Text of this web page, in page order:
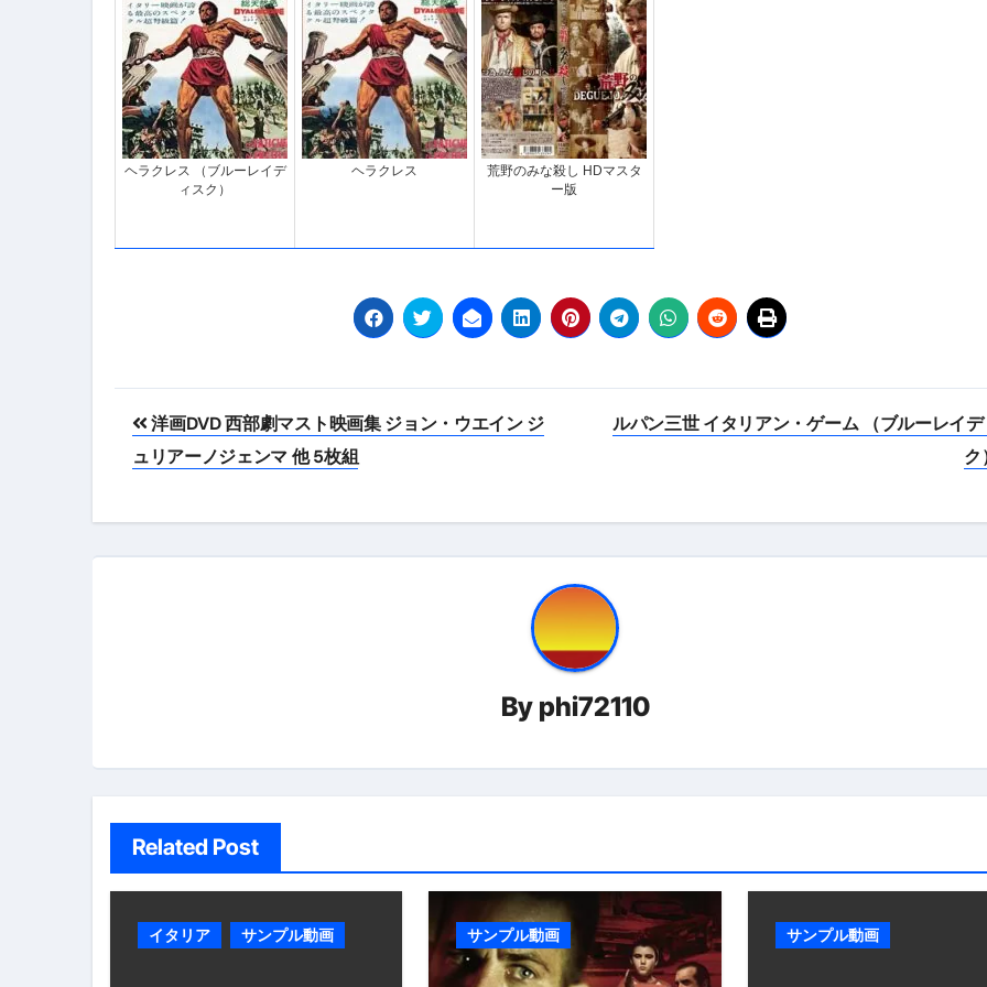
ヘラクレス （ブルーレイデ
ィスク）
ヘラクレス
荒野のみな殺し HDマスタ
ー版
投
稿
ン
洋画DVD 西部劇マスト映画集 ジョン・ウエイン ジ
ュリアーノジェンマ 他 5枚組
ルパン三世 イタリアン・ゲーム （ブルーレイ
By phi72110
Related Post
イタリア サンプル動画 サンプル動画 サンプル動画